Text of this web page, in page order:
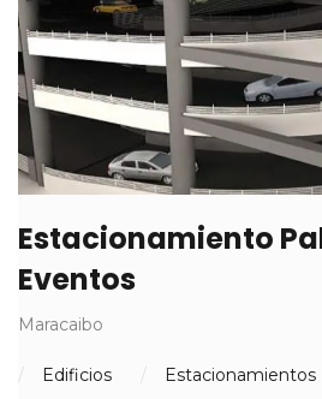
Estacionamiento
Eventos
Maracaibo
Edificios Estacionamientos